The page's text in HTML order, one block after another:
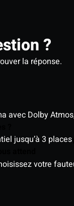
?
la réponse.
avec Dolby
jusqu’à 3
votre